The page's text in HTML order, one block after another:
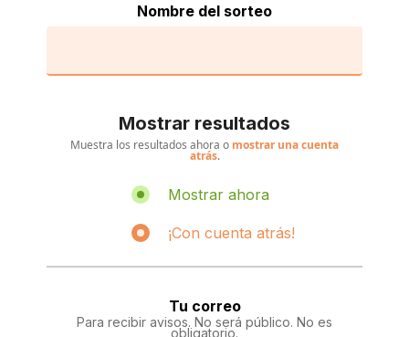
Nombre del sorteo
Mostrar resultados
Muestra los resultados ahora o mostrar una cuenta
atrás.
Mostrar ahora
¡Con cuenta atrás!
Tu correo
Para recibir avisos. No será público. No es
obligatorio.